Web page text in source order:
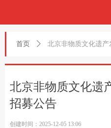
首页 ꄲ 北京非物质文化遗
北京非物质文化遗
招募公告
创建时间： 2025-12-05 13:06